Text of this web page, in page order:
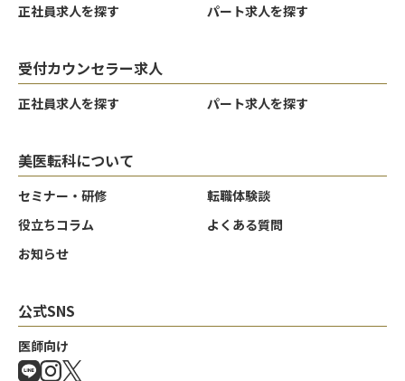
正社員求人を探す パート求人を探す
受付カウンセラー求人
正社員求人を探す パート求人を探す
美医転科について
セミナー・研修
転職体験談
役立ちコラム
よくある質問
お知らせ
公式SNS
医師向け